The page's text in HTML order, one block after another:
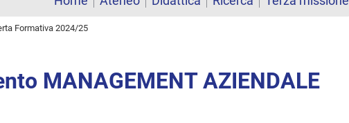
Formativa 2024/25
MANAGEMENT AZIENDALE